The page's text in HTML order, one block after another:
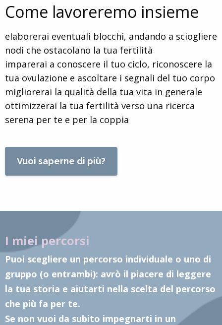
Come lavoreremo insieme
elaborerai eventuali blocchi, andando a sciogliere
nodi che ostacolano la tua fertilità
imparerai a conoscere il tuo ciclo, riconoscere la
tua ovulazione e ascoltare i segnali del tuo corpo
migliorerai la qualità della tua vita in generale
ottimizzerai la tua fertilità verso una ricerca
serena per te e per la coppia
Vuoi saperne di più?
I miei percorsi
Puoi scegliere un percorso individuale o uno di
gruppo (o entrambi): avrò il piacere di leggere
la tua storia e aiutarti nella scelta del percorso
che più fa per te.
Se non vuoi da subito impegnarti in un